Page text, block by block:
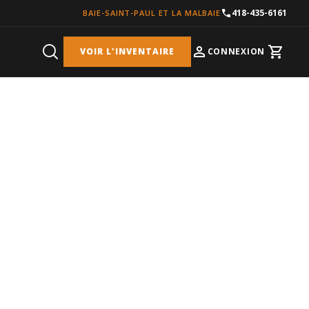
BAIE-SAINT-PAUL ET LA MALBAIE 418-435-6161
VOIR L'INVENTAIRE CONNEXION Cart